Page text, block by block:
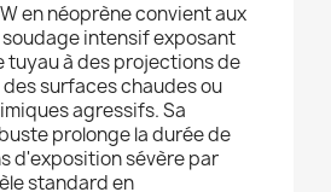
en néoprène convient aux
intensif exposant
tuyau à des projections de
surfaces chaudes ou
agressifs. Sa
prolonge la durée de
d'exposition sévère par
standard en